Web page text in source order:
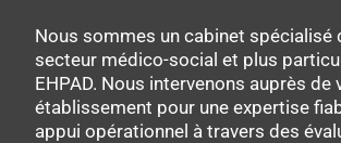
Nous sommes un cabinet spécialisé
secteur médico-social et plus
EHPAD. Nous intervenons auprès de
établissement pour une expertise
appui opérationnel à travers des